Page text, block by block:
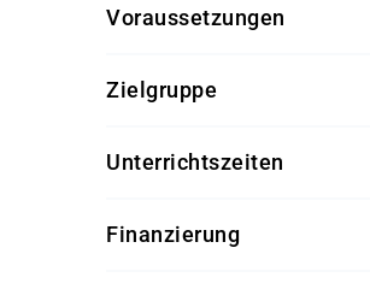
Voraussetzungen
persönliches Gespräch
abgeschlossene
Zielgruppe
arbeitssuchende
Unterrichtszeiten
Finanzierung